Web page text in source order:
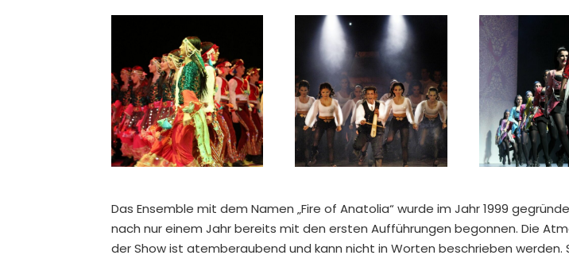
Das Ensemble mit dem Namen „Fire of Anatolia“ wurde im Jahr 1999
nach nur einem Jahr bereits mit den ersten Aufführungen begonnen. Die
der Show ist atemberaubend und kann nicht in Worten beschrieben werden.